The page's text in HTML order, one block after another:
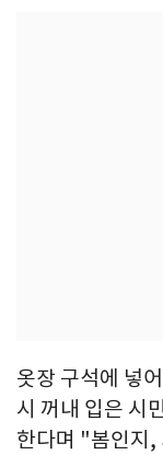
옷장 구석에 넣
시 꺼내 입은 시
한다며 "봄인지,